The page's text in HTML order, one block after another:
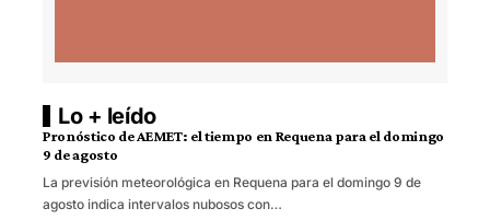
Lo + leído
Pronóstico de AEMET: el tiempo en Requena para el domingo
9 de agosto
La previsión meteorológica en Requena para el domingo 9 de
agosto indica intervalos nubosos con…